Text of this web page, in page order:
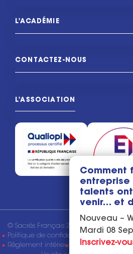
L'ACADÉMIE
CONTACTEZ-NOUS
L'ASSOCIATION
© Sacrés Français 2026 Mentions légales
Politique de confidentialité
Conditions
Règlement intérieur
Tous droits réservés
Comment
entreprise
talents
venir… et
Nouveau –
Mardi 08
Inscrivez-